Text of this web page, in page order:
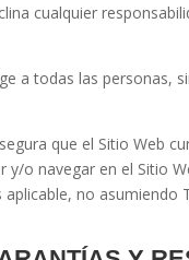
cualquier
a todas las personas,
que el Sitio Web
o navegar en el Sitio
no asumiendo